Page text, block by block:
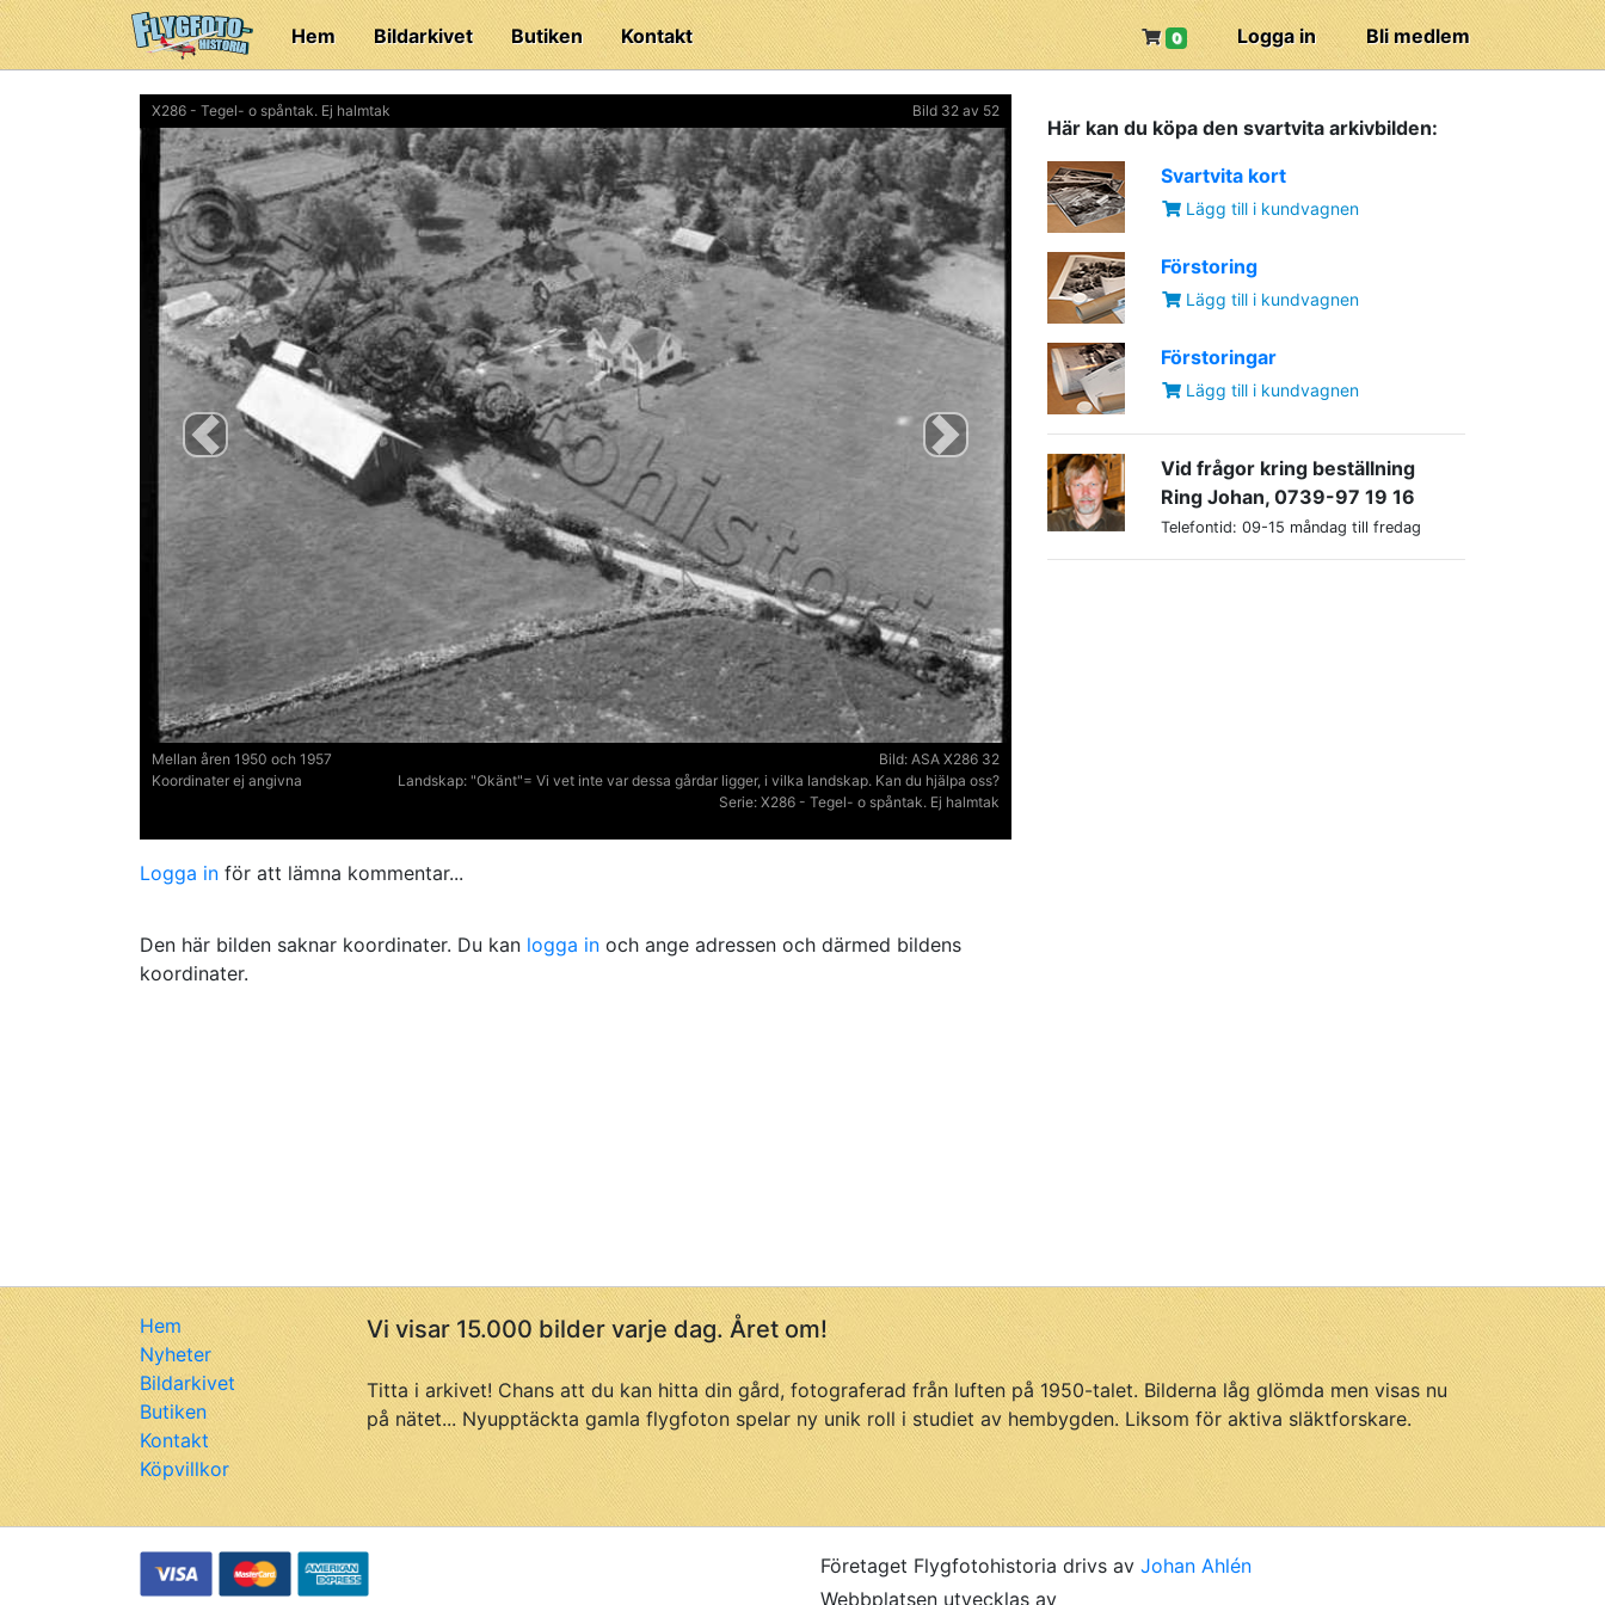
Hem Bildarkivet Butiken Kontakt Bli medlem
Logga in
0
X286 - Tegel- o spåntak. Ej halmtak Bild 32 av 52
Previous Next
Mellan åren 1950 och 1957 Bild: ASA X286 32
Landskap: "Okänt"= Vi vet inte var dessa gårdar ligger, i vilka landskap. Kan du hjälpa oss?
Koordinater ej angivna
Serie: X286 - Tegel- o spåntak. Ej halmtak
Logga in för att lämna kommentar...
Den här bilden saknar koordinater. Du kan logga in och ange adressen och därmed bildens
koordinater.
Här kan du köpa den svartvita arkivbilden:
Svartvita kort
Lägg till i kundvagnen
Förstoring
Lägg till i kundvagnen
Förstoringar
Lägg till i kundvagnen
Vid frågor kring beställning
Ring Johan, 0739-97 19 16
Telefontid: 09-15 måndag till fredag
Hem
Nyheter
Bildarkivet
Butiken
Kontakt
Köpvillkor
Vi visar 15.000 bilder varje dag. Året om!
Titta i arkivet! Chans att du kan hitta din gård, fotograferad från luften på 1950-talet. Bilderna låg glömda men visas nu
på nätet... Nyupptäckta gamla flygfoton spelar ny unik roll i studiet av hembygden. Liksom för aktiva släktforskare.
Företaget Flygfotohistoria drivs av Johan Ahlén
Webbplatsen utvecklas av